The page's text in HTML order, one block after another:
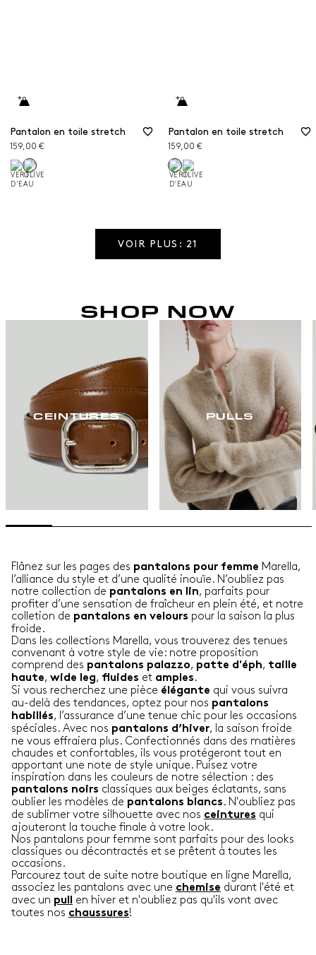
Pantalon en toile stretch
159,00 €
Pantalon en toile stretch
159,00 €
VOIR PLUS: 21
SHOP NOW
CEINTURES PULLS
Flânez sur les pages des pantalons pour femme Marella,
l’alliance du style et d’une qualité inouïe. N’oubliez pas
notre collection de pantalons en lin, parfaits pour
profiter d’une sensation de fraîcheur en plein été, et notre
colletion de pantalons en velours pour la saison la plus
froide.
Dans les collections Marella, vous trouverez des tenues
convenant à votre style de vie: notre proposition
comprend des pantalons palazzo, patte d'éph, taille
haute, wide leg, fluides et amples .
Si vous recherchez une pièce élégante qui vous suivra
au-delà des tendances, optez pour nos pantalons
habillés, l’assurance d’une tenue chic pour les occasions
spéciales. Avec nos pantalons d’hiver, la saison froide
ne vous effraiera plus. Confectionnés dans des matières
chaudes et confortables, ils vous protégeront tout en
apportant une note de style unique. Puisez votre
inspiration dans les couleurs de notre sélection : des
pantalons noirs classiques aux beiges éclatants, sans
oublier les modèles de pantalons blancs . N'oubliez pas
de sublimer votre silhouette avec nos ceintures qui
ajouteront la touche finale à votre look.
Nos pantalons pour femme sont parfaits pour des looks
classiques ou décontractés et se prêtent à toutes les
occasions.
Parcourez tout de suite notre boutique en ligne Marella,
associez les pantalons avec une chemise durant l'été et
avec un pull
en hiver et n'oubliez pas qu'ils vont avec
toutes nos chaussures!